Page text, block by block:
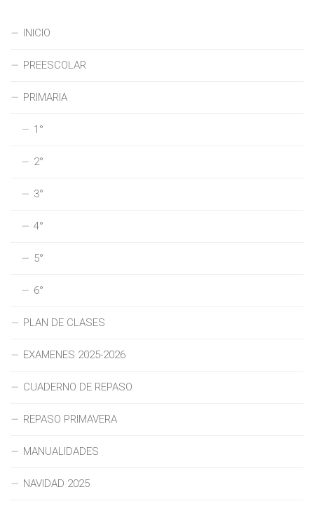
INICIO
PREESCOLAR
PRIMARIA
1°
2°
3°
4°
5°
6°
PLAN DE CLASES
EXAMENES 2025-2026
CUADERNO DE REPASO
REPASO PRIMAVERA
MANUALIDADES
NAVIDAD 2025